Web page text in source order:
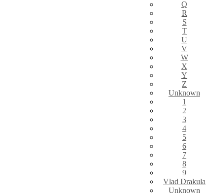
Q
R
S
T
U
V
W
X
Y
Z
Unknown
1
2
3
4
5
6
7
8
9
Vlad Drakula
Unknown